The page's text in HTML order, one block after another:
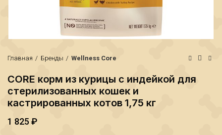
Главная Бренды Wellness Core
CORE корм из курицы с индейкой для
стерилизованных кошек и
кастрированных котов 1,75 кг
1 825₽